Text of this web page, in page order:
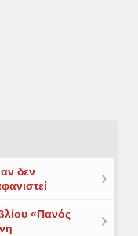
δεν
«Πανός